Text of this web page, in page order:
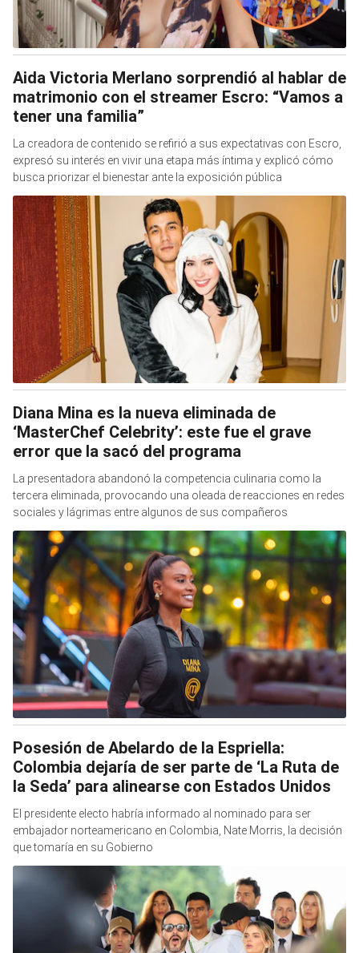
Aida Victoria Merlano sorprendió al hablar de
matrimonio con el streamer Escro: “Vamos a
tener una familia”
La creadora de contenido se refirió a sus expectativas con Escro,
expresó su interés en vivir una etapa más íntima y explicó cómo
busca priorizar el bienestar ante la exposición pública
Diana Mina es la nueva eliminada de
‘MasterChef Celebrity’: este fue el grave
error que la sacó del programa
La presentadora abandonó la competencia culinaria como la
tercera eliminada, provocando una oleada de reacciones en redes
sociales y lágrimas entre algunos de sus compañeros
Posesión de Abelardo de la Espriella:
Colombia dejaría de ser parte de ‘La Ruta de
la Seda’ para alinearse con Estados Unidos
El presidente electo habría informado al nominado para ser
embajador norteamericano en Colombia, Nate Morris, la decisión
que tomaría en su Gobierno